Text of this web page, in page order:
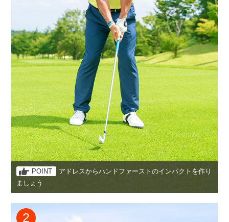
POINT
アドレスからハンドファーストのインパクトを作り
ましょう
2